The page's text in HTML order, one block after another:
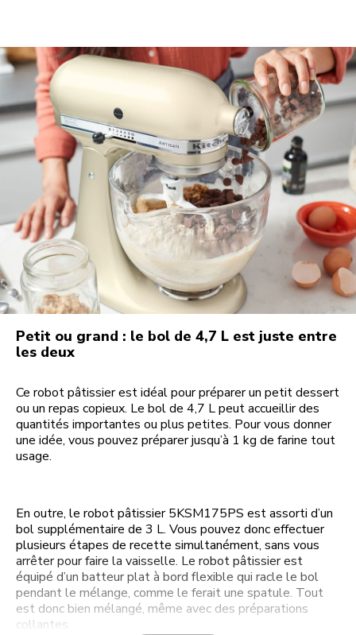
Petit ou grand : le bol de 4,7 L est juste entre
les deux
Ce robot pâtissier est idéal pour préparer un petit dessert
ou un repas copieux. Le bol de 4,7 L peut accueillir des
quantités importantes ou plus petites. Pour vous donner
une idée, vous pouvez préparer jusqu’à 1 kg de farine tout
usage.
En outre, le robot pâtissier 5KSM175PS est assorti d’un
bol supplémentaire de 3 L. Vous pouvez donc effectuer
plusieurs étapes de recette simultanément, sans vous
arrêter pour faire la vaisselle. Le robot pâtissier est
équipé d’un batteur plat à bord flexible qui racle le bol
pendant le mélange, comme le ferait une spatule. Tout
est donc bien mélangé, même avec des préparations
collantes.